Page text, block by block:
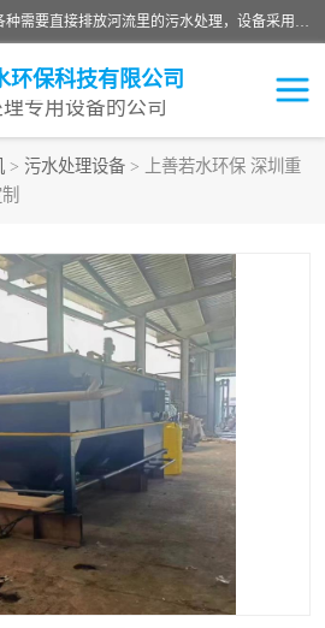
MBR污水处理设备广泛应用于各种需要直接排放河流里的污水处理，设备采用膜生物反应器（Membrane Bioreactor,简称MBR〕技术，取代了传统工艺中的二沉池，它可以*地进行固液分离，得到直接使用的稳定中水，又可在生物池内维持高浓度的微生物量，工艺剩余污泥少，极有效地去除氨氮，出水悬浮物和浊度接近于零，出水中细菌和病毒被大幅度去除，能耗低，占地面积小。
环保科技有限公司
专用设备的公司
> 污水处理设备 > 上善若水环保 深圳重
油墨污水处理设备
实验室污水处理设备
臭氧消毒设备
屠宰污水处理设备
食品制造业污水处理设备